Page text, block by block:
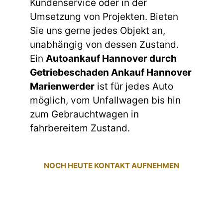
Kundenservice oder in der
Umsetzung von Projekten. Bieten
Sie uns gerne jedes Objekt an,
unabhängig von dessen Zustand.
Ein Autoankauf Hannover durch
Getriebeschaden Ankauf Hannover
Marienwerder ist für jedes Auto
möglich, vom Unfallwagen bis hin
zum Gebrauchtwagen in
fahrbereitem Zustand.
NOCH HEUTE KONTAKT AUFNEHMEN